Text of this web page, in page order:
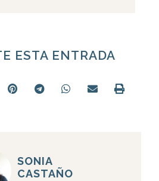
ESTA ENTRADA
SONIA
CASTAÑO